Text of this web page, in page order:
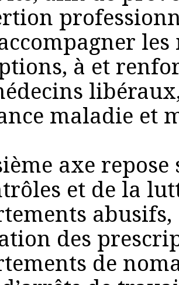
les
à et
maladie et
axe
et de la
des
de